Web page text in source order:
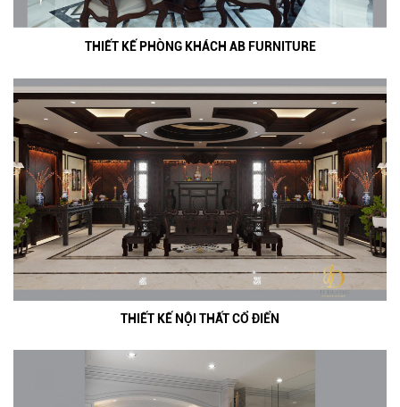
THIẾT KẾ PHÒNG KHÁCH AB FURNITURE
THIẾT KẾ NỘI THẤT CỔ ĐIỂN